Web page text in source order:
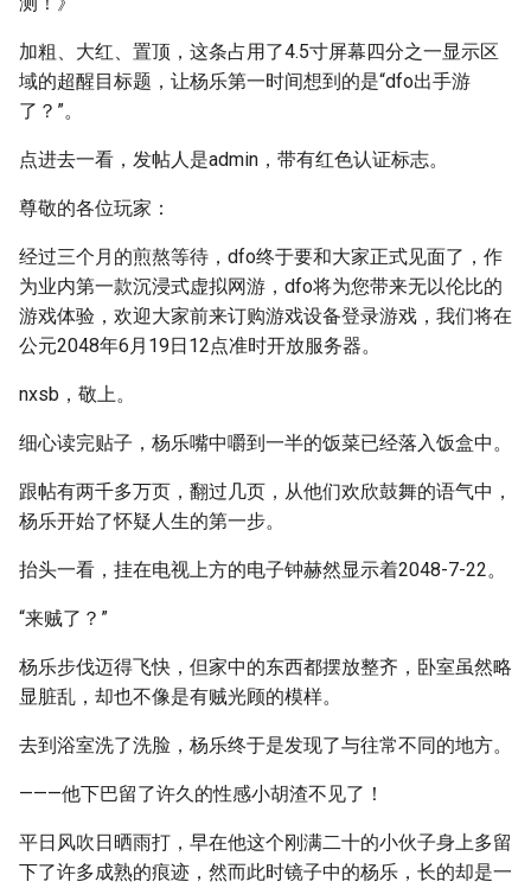
加粗、大红、置顶，这条占用了4.5寸屏幕四分之一显示区
域的超醒目标题，让杨乐第一时间想到的是“dfo出手游
了？”。
点进去一看，发帖人是admin，带有红色认证标志。
尊敬的各位玩家：
经过三个月的煎熬等待，dfo终于要和大家正式见面了，作
为业内第一款沉浸式虚拟网游，dfo将为您带来无以伦比的
游戏体验，欢迎大家前来订购游戏设备登录游戏，我们将在
公元2048年6月19日12点准时开放服务器。
nxsb，敬上。
细心读完贴子，杨乐嘴中嚼到一半的饭菜已经落入饭盒中。
跟帖有两千多万页，翻过几页，从他们欢欣鼓舞的语气中，
杨乐开始了怀疑人生的第一步。
抬头一看，挂在电视上方的电子钟赫然显示着2048-7-22。
“来贼了？”
杨乐步伐迈得飞快，但家中的东西都摆放整齐，卧室虽然略
显脏乱，却也不像是有贼光顾的模样。
去到浴室洗了洗脸，杨乐终于是发现了与往常不同的地方。
———他下巴留了许久的性感小胡渣不见了！
平日风吹日晒雨打，早在他这个刚满二十的小伙子身上多留
下了许多成熟的痕迹，然而此时镜子中的杨乐，长的却是一